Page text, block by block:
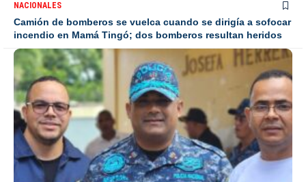
NACIONALES
Camión de bomberos se vuelca cuando se dirigía a sofocar
incendio en Mamá Tingó; dos bomberos resultan heridos